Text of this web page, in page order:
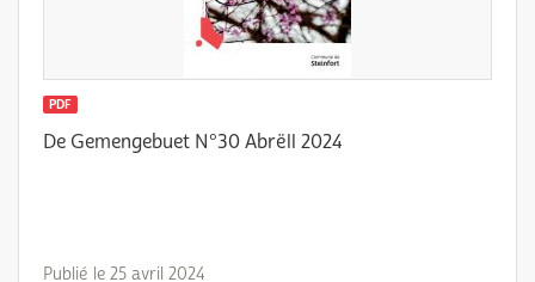
PDF
De Gemengebuet N°30 Abrëll 2024
Publié le 25 avril 2024